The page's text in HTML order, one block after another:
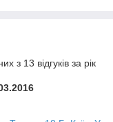
з 13 відгуків за рік